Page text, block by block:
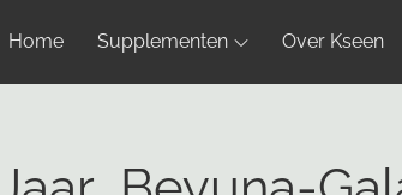
Home Supplementen Over Kseen